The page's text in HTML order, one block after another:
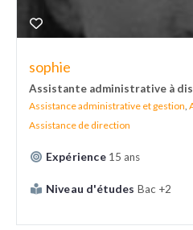
sophie
Assistante administrative à
Assistance administrative et gestion
Assistance de direction
Expérience 15 ans
Niveau d'études Bac +2